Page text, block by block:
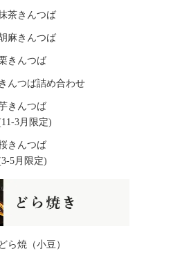
茶きんつば
麻きんつば
きんつば
きんつば詰め合わせ
きんつば
3月限定)
きんつば
5月限定)
どら焼（小豆）